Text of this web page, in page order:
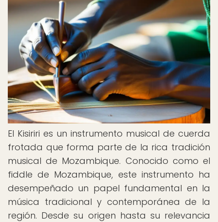
El Kisiriri es un instrumento musical de cuerda
frotada que forma parte de la rica tradición
musical de Mozambique. Conocido como el
fiddle de Mozambique, este instrumento ha
desempeñado un papel fundamental en la
música tradicional y contemporánea de la
región. Desde su origen hasta su relevancia